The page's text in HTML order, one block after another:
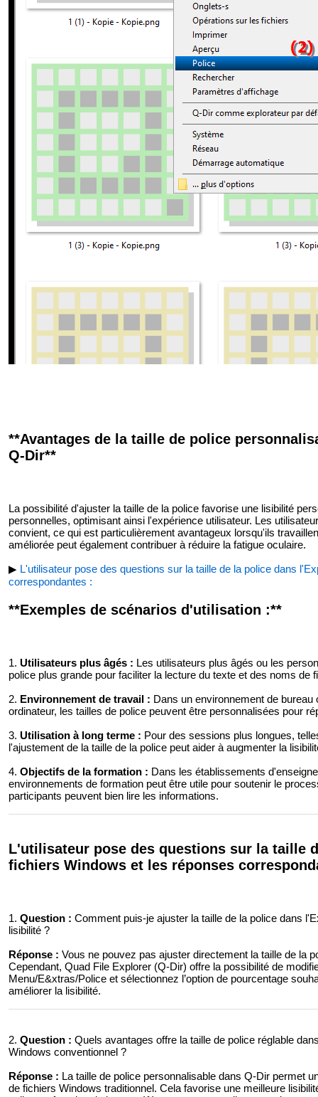
**Avantages de la taille de police
Q-Dir**
La possibilité d'ajuster la taille de la police favorise une lisibilité
personnelles, optimisant ainsi l'expérience utilisateur. Les
convient, ce qui est particulièrement avantageux lorsqu'ils
améliorée peut également contribuer à réduire la fatigue oculaire.
▶ L'utilisateur pose des questions sur la taille de la police dans
correspondantes :
**Exemples de scénarios d'utilisation :**
1. Utilisateurs plus âgés : Les utilisateurs plus âgés ou les
police plus grande pour faciliter la lecture du texte et des noms de
2. Environnement de travail : Dans un environnement de
ordinateur, les tailles de police peuvent être personnalisées pour
3. Utilisation à long terme : Pour des sessions plus longues,
l'ajustement de la taille de la police peut aider à augmenter la
4. Objectifs de la formation : Dans les établissements
environnements de formation peut être utile pour soutenir le
participants peuvent bien lire les informations.
L'utilisateur pose des questions sur la taille
fichiers Windows et les réponses
1. Question : Comment puis-je ajuster la taille de la police dans
lisibilité ?
Réponse : Vous ne pouvez pas ajuster directement la taille de la
Cependant, Quad File Explorer (Q-Dir) offre la possibilité de
Menu/E&xtras/Police et sélectionnez l’option de pourcentage
améliorer la lisibilité.
2. Question : Quels avantages offre la taille de police réglable
Windows conventionnel ?
Réponse : La taille de police personnalisable dans Q-Dir permet
de fichiers Windows traditionnel. Cela favorise une meilleure